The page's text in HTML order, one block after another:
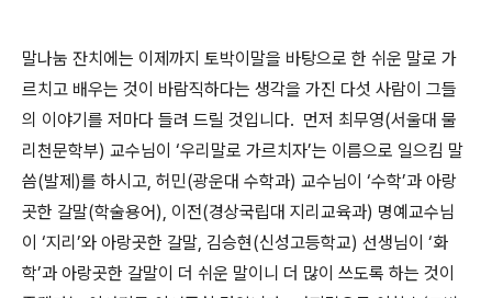
말나눔 잔치에는 이제까지 토박이말을 바탕으로 한 쉬운 말로 가
르치고 배우는 것이 바람직하다는 생각을 가진 다섯 사람이 그들
의 이야기를 저마다 들려 드릴 것입니다. 먼저 최무영(서울대 물
리천문학부) 교수님이 ‘우리말로 가르치자’는 이름으로 일으킴 말
씀(발제)를 하시고, 허민(광운대 수학과) 교수님이 ‘수학’과 아랑
곳한 갈말(학술용어), 이전(경상국립대 지리교육과) 명예교수님
이 ‘지리’와 아랑곳한 갈말, 김승현(신성고등학교) 선생님이 ‘화
학’과 아랑곳한 갈말이 더 쉬운 말이니 더 많이 쓰도록 하는 것이